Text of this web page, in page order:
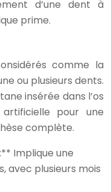
d’une dent à
prime.
comme la
ou plusieurs dents.
insérée dans l’os
pour une
complète.
Implique une
avec plusieurs mois